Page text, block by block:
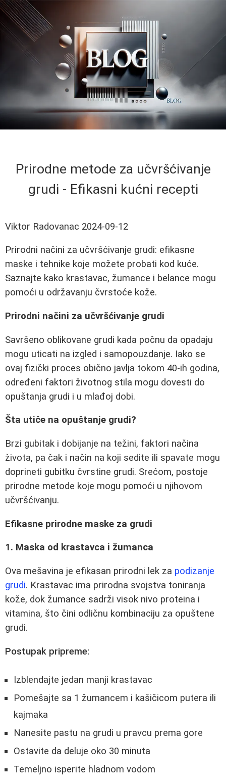
Prirodne metode za učvršćivanje
grudi - Efikasni kućni recepti
Viktor Radovanac 2024-09-12
Prirodni načini za učvršćivanje grudi: efikasne
maske i tehnike koje možete probati kod kuće.
Saznajte kako krastavac, žumance i belance mogu
pomoći u održavanju čvrstoće kože.
Prirodni načini za učvršćivanje grudi
Savršeno oblikovane grudi kada počnu da opadaju
mogu uticati na izgled i samopouzdanje. Iako se
ovaj fizički proces obično javlja tokom 40-ih godina,
određeni faktori životnog stila mogu dovesti do
opuštanja grudi i u mlađoj dobi.
Šta utiče na opuštanje grudi?
Brzi gubitak i dobijanje na težini, faktori načina
života, pa čak i način na koji sedite ili spavate mogu
doprineti gubitku čvrstine grudi. Srećom, postoje
prirodne metode koje mogu pomoći u njihovom
učvršćivanju.
Efikasne prirodne maske za grudi
1. Maska od krastavca i žumanca
Ova mešavina je efikasan prirodni lek za podizanje
grudi. Krastavac ima prirodna svojstva toniranja
kože, dok žumance sadrži visok nivo proteina i
vitamina, što čini odličnu kombinaciju za opuštene
grudi.
Postupak pripreme:
Izblendajte jedan manji krastavac
Pomešajte sa 1 žumancem i kašičicom putera ili
kajmaka
Nanesite pastu na grudi u pravcu prema gore
Ostavite da deluje oko 30 minuta
Temeljno isperite hladnom vodom